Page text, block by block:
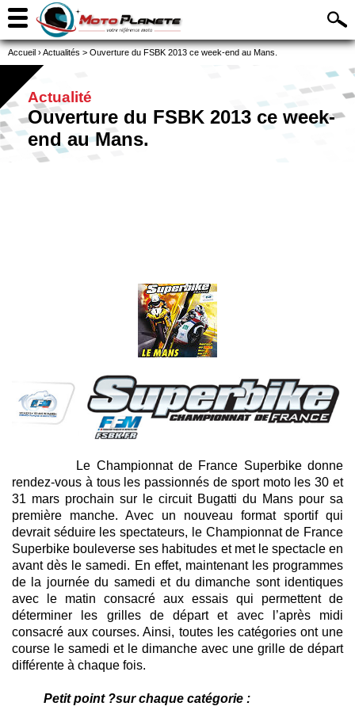
Accueil ›Actualités > Ouverture du FSBK 2013 ce week-end au Mans.
Actualité
Ouverture du FSBK 2013 ce week-
end au Mans.
Le Championnat de France Superbike donne
rendez-vous à tous les passionnés de sport moto les 30 et
31 mars prochain sur le circuit Bugatti du Mans pour sa
première manche. Avec un nouveau format sportif qui
devrait séduire les spectateurs, le Championnat de France
Superbike bouleverse ses habitudes et met le spectacle en
avant dès le samedi. En effet, maintenant les programmes
de la journée du samedi et du dimanche sont identiques
avec le matin consacré aux essais qui permettent de
déterminer les grilles de départ et avec l’après midi
consacré aux courses. Ainsi, toutes les catégories ont une
course le samedi et le dimanche avec une grille de départ
différente à chaque fois.
Petit point ?sur chaque catégorie :